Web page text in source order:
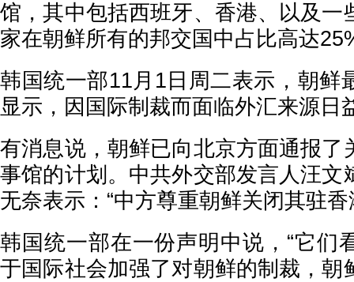
馆，其中包括西班牙、香港、以及一
家在朝鲜所有的邦交国中占比高达
韩国统一部11月1日周二表示，朝鲜
显示，因国际制裁而面临外汇来源日
有消息说，朝鲜已向北京方面通报了
事馆的计划。中共外交部发言人汪文
无奈表示：“中方尊重朝鲜关闭其驻
韩国统一部在一份声明中说，“它们
于国际社会加强了对朝鲜的制裁，朝